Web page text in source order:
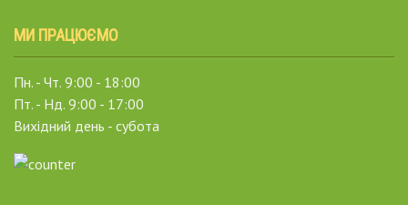
МИ ПРАЦЮЄМО
Пн. - Чт. 9:00 - 18:00
Пт. - Нд. 9:00 - 17:00
Вихідний день - субота